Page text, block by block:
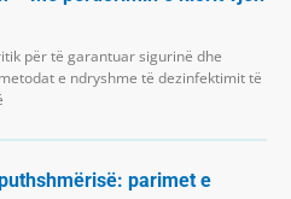
për të garantuar sigurinë dhe
e ndryshme të dezinfektimit të
parimet e